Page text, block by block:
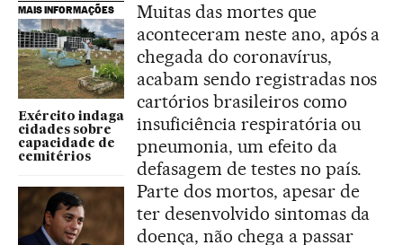
MAIS INFORMAÇÕES
Exército indaga
cidades sobre
capacidade de
cemitérios
Muitas das mortes que
aconteceram neste ano, após a
chegada do coronavírus,
acabam sendo registradas nos
cartórios brasileiros como
insuficiência respiratória ou
pneumonia, um efeito da
defasagem de testes no país.
Parte dos mortos, apesar de
ter desenvolvido sintomas da
doença, não chega a passar